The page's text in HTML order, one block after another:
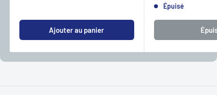
Ajouter au panier
Épuisé